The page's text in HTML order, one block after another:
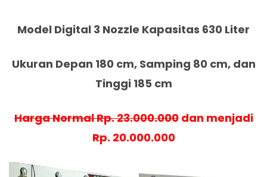
Model Digital 3 Nozzle Kapasitas 630 Liter
Ukuran Depan 180 cm, Samping 80 cm, dan
Tinggi 185 cm
Harga Normal Rp. 23.000.000dan menjadi
Rp. 20.000.000